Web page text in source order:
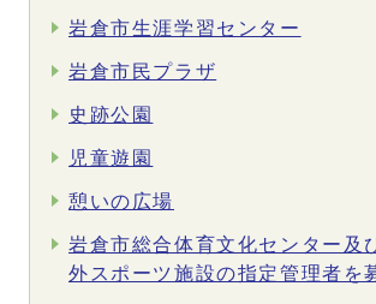
岩倉市生涯学習センター
岩倉市民プラザ
史跡公園
児童遊園
憩いの広場
岩倉市総合体育文化センター及
外スポーツ施設の指定管理者を